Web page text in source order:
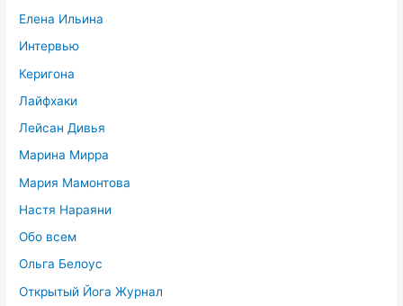
Елена Ильина
Интервью
Керигона
Лайфхаки
Лейсан Дивья
Марина Мирра
Мария Мамонтова
Настя Нараяни
Обо всем
Ольга Белоус
Открытый Йога Журнал